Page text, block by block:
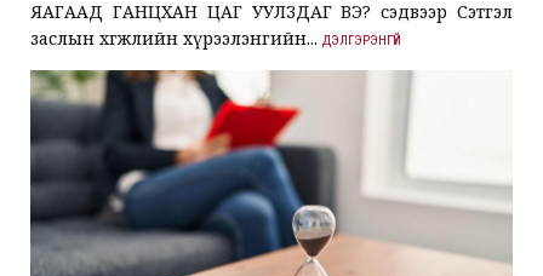
ЯАГААД ГАНЦХАН ЦАГ УУЛЗДАГ ВЭ? сэдвээр Сэтгэл
заслын хөгжлийн хүрээлэнгийн... ДЭЛГЭРЭНГҮЙ